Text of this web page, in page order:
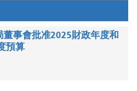
董事會批准2025財政年度和
預算